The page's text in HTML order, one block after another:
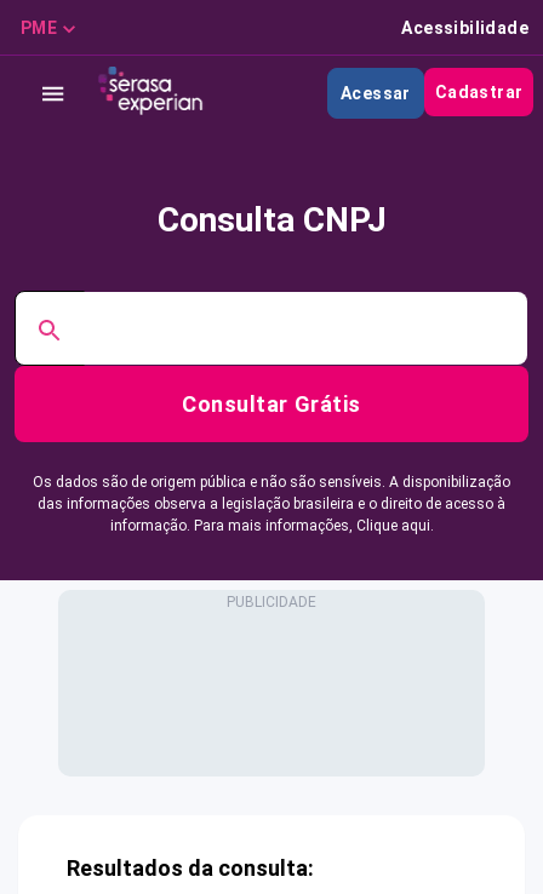
PME Acessibilidade
Acessar Cadastrar
Consulta CNPJ
Consultar Grátis
Os dados são de origem pública e não são sensíveis. A disponibilização
das informações observa a legislação brasileira e o direito de acesso à
informação. Para mais informações, Clique aqui.
Resultados da consulta: